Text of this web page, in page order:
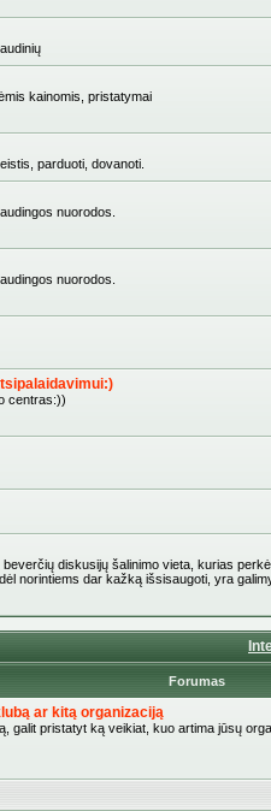
kainomis, pristatymai
parduoti, dovanoti.
nuorodos.
nuorodos.
centras:))
diskusijų šalinimo vieta, kurias
norintiems dar kažką išsisaugoti, yra
Forumas
ar kitą organizaciją
galit pristatyt ką veikiat, kuo artima jūsų